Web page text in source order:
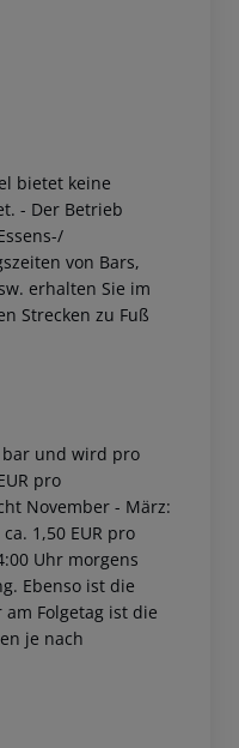
bietet keine
- Der Betrieb
von Bars,
erhalten Sie im
Strecken zu Fuß
bar und wird pro
pro
November - März:
1,50 EUR pro
Uhr morgens
Ebenso ist die
Folgetag ist die
je nach